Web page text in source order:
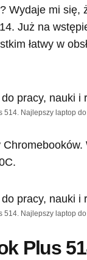
Wydaje mi się,
Już na
łatwy w
514. Najlepszy laptop
514. Najlepszy laptop
Plus